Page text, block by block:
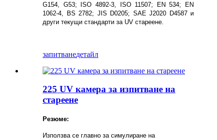
G154, G53; ISO 4892-3, ISO 11507; EN 534; EN
1062-4, BS 2782; JIS D0205; SAE J2020 D4587 и
други текущи стандарти за UV стареене.
запитванедетайл
225 UV камера за изпитване на
стареене
Резюме:
Използва се главно за симулиране на